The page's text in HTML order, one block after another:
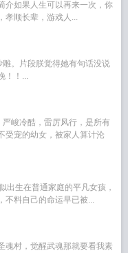
如果人生可以再来一次，你
孝顺长辈，游戏人...
。片段朕觉得她有句话没说
！！...
峻冷酷，雷厉风行，是所有
受宠的幼女，被家人算计沦
出生在普通家庭的平凡女孩，
不料自己的命运早已被...
魂村，觉醒武魂那就要看我素